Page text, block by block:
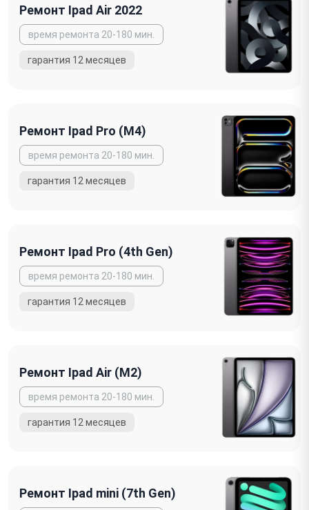
Ремонт Ipad Air 2022
Ремонт Ipad Pro (M4)
Ремонт Ipad Pro (4th Gen)
Ремонт Ipad Air (M2)
Ремонт Ipad mini (7th Gen)